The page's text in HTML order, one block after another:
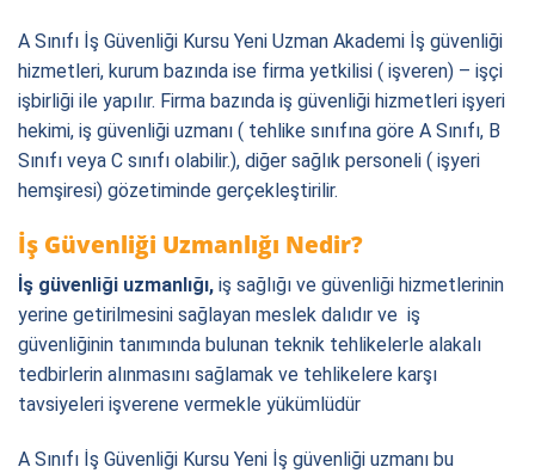
A Sınıfı İş Güvenliği Kursu Yeni Uzman Akademi İş güvenliği
hizmetleri, kurum bazında ise firma yetkilisi ( işveren) – işçi
işbirliği ile yapılır. Firma bazında iş güvenliği hizmetleri işyeri
hekimi, iş güvenliği uzmanı ( tehlike sınıfına göre A Sınıfı, B
Sınıfı veya C sınıfı olabilir.), diğer sağlık personeli ( işyeri
hemşiresi) gözetiminde gerçekleştirilir.
İş Güvenliği Uzmanlığı Nedir?
İş güvenliği uzmanlığı, iş sağlığı ve güvenliği hizmetlerinin
yerine getirilmesini sağlayan meslek dalıdır ve iş
güvenliğinin tanımında bulunan teknik tehlikelerle alakalı
tedbirlerin alınmasını sağlamak ve tehlikelere karşı
tavsiyeleri işverene vermekle yükümlüdür
A Sınıfı İş Güvenliği Kursu Yeni İş güvenliği uzmanı bu